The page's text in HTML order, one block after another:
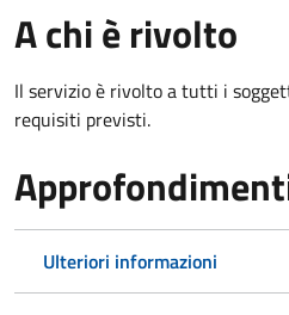
A chi è rivolto
Il servizio è rivolto a tutti i
requisiti previsti.
Ulteriori informazioni